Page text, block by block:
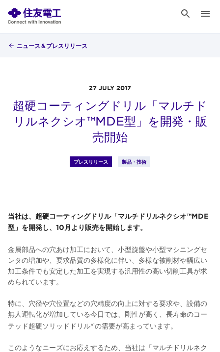
ニュース＆プレスリリース
27 JULY 2017
超硬コーティングドリル「マルチド
リルネクシオ™MDE型」を開発・販
売開始
プレスリリース 製品・技術
当社は、超硬コーティングドリル「マルチドリルネクシオ™MDE
型」を開発し、10月より販売を開始します。
金属部品への穴あけ加工において、小型旋盤や小型マシニングセ
ンタの増加や、要求品質の多様化に伴い、多様な被削材や幅広い
加工条件でも安定した加工を実現する汎用性の高い切削工具が求
められています。
特に、穴径や穴位置などの穴精度の向上に対する要求や、設備の
無人運転化が増加している今日では、剛性が高く、長寿命のコー
テッド超硬ソリッドドリル*1の需要が高まっています。
このようなニーズにお応えするため、当社は「マルチドリルネク